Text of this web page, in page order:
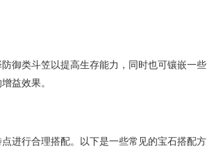
类斗笠以提高生存能力，同时也可镶嵌一些
益效果。
行合理搭配。以下是一些常见的宝石搭配方